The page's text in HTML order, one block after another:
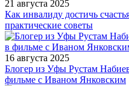
21 августа 2025
Как инвалиду достичь
практические советы
16 августа 2025
Блогер из Уфы Рустам
фильме с Иваном Янковским